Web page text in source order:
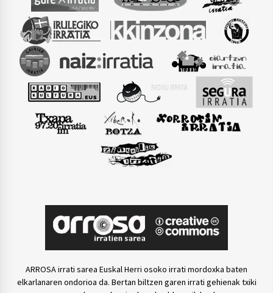
ARROSA irrati sarea Euskal Herri osoko irrati mordoxka baten
elkarlanaren ondorioa da. Bertan biltzen garen irrati gehienak txiki